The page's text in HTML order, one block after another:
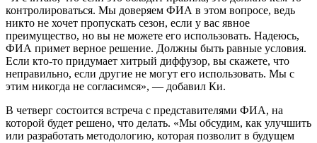
контролироваться. Мы доверяем ФИА в этом вопросе, ведь
никто не хочет пропускать сезон, если у вас явное
преимущество, но вы не можете его использовать. Надеюсь,
ФИА примет верное решение. Должны быть равные условия.
Если кто-то придумает хитрый диффузор, вы скажете, что
неправильно, если другие не могут его использовать. Мы с
этим никогда не согласимся», — добавил Ки.
В четверг состоится встреча с представителями ФИА, на
которой будет решено, что делать. «Мы обсудим, как улучшить
или разработать методологию, которая позволит в будущем